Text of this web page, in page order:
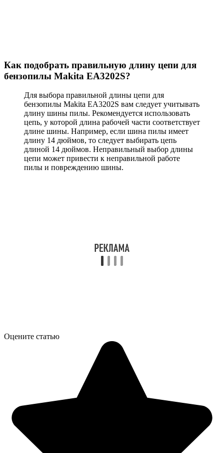
Как подобрать правильную длину цепи для
бензопилы Makita EA3202S?
Для выбора правильной длины цепи для
бензопилы Makita EA3202S вам следует учитывать
длину шины пилы. Рекомендуется использовать
цепь, у которой длина рабочей части соответствует
длине шины. Например, если шина пилы имеет
длину 14 дюймов, то следует выбирать цепь
длиной 14 дюймов. Неправильный выбор длины
цепи может привести к неправильной работе
пилы и повреждению шины.
Оцените статью